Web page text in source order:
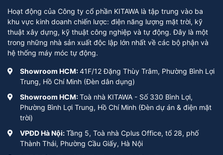
Hoạt động của Công ty cổ phần KITAWA là tập trung vào ba
khu vực kinh doanh chiến lược: điện năng lượng mặt trời, kỹ
thuật xây dựng, kỹ thuật công nghiệp và tự động. Đây là một
trong những nhà sản xuất độc lập lớn nhất về các bộ phận và
hệ thống máy móc tự động.
Showroom HCM:41F/12 Đặng Thùy Trâm, Phường Bình Lợi
Trung, Hồ Chí Minh (Đèn dân dụng)
Showroom HCM:Toà nhà KITAWA - Số 330 Bình Lợi,
Phường Bình Lợi Trung, Hồ Chí Minh (Đèn dự án & điện mặt
trời)
VPĐD Hà Nội:Tầng 5, Toà nhà Cplus Office, tổ 28, phố
Thành Thái, Phường Cầu Giấy, Hà Nội